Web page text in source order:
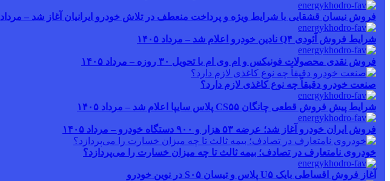
فروش نیسان قشقایی با شرایط ویژه و پرداخت منعطف در تلاش خودرو ایرانیان آغاز شد – مرداد ۱۴۰۵
شرایط فروش آئودی Q۴ نادین خودرو اعلام شد – مرداد ۱۴۰۵
فروش نقدی محصولات فونیکس و ام وی ام با تحویل ۳۰ روزه – مرداد ۱۴۰۵
صنعت خودرو دقیقاً چه نوع کاغذی لازم دارد؟
شرایط پیش فروش قطعی چانگان CS۵۵ پلاس سایپا اعلام شد – مرداد ۱۴۰۵
فروش ایران خودرو آغاز شد؛ عرضه ۵۳ هزار و ۹۰۰ دستگاه خودرو – مرداد ۱۴۰۵
خودروی نامتعارف در تصادف؛ بیمه ثالث تا چه میزان خسارت را می‌پردازد؟
آغاز فروش اقساطی بایک U۵ پلاس و تیسان S۰۵ در نوین خودرو